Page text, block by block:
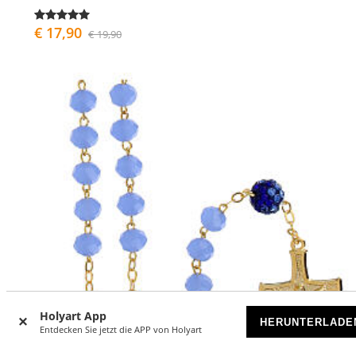
Holyart App
Entdecken Sie jetzt die APP von Holyart
€ 17,90 € 19,90